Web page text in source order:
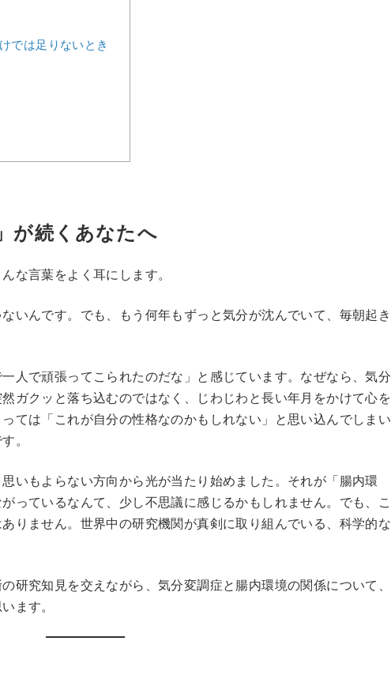
では足りないとき
が続くあなたへ
な言葉をよく耳にします。
いんです。でも、もう何年もずっと気分が沈んでいて、毎朝起き
人で頑張ってこられたのだな」と感じています。なぜなら、気分
ガクッと落ち込むのではなく、じわじわと長い年月をかけて心を
ては「これが自分の性格なのかもしれない」と思い込んでしまい
。
いもよらない方向から光が当たり始めました。それが「腸内環
っているなんて、少し不思議に感じるかもしれません。でも、こ
りません。世界中の研究機関が真剣に取り組んでいる、科学的な
研究知見を交えながら、気分変調症と腸内環境の関係について、
ます。